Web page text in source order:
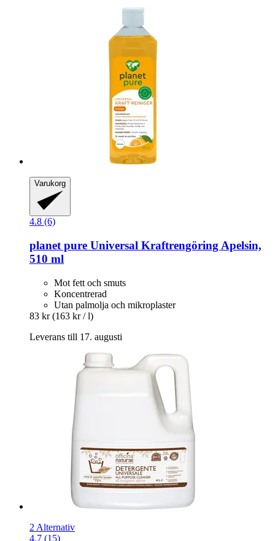
Varukorg
4.8 (6)
planet pure Universal Kraftrengöring Apelsin,
510 ml
Mot fett och smuts
Koncentrerad
Utan palmolja och mikroplaster
83 kr (163 kr / l)
Leverans till 17. augusti
2 Alternativ
4.7 (15)